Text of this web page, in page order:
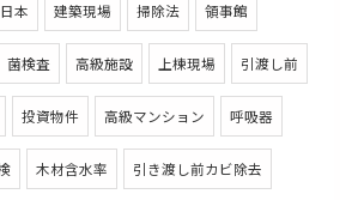
日本 建築現場 掃除法 領事館
菌検査 高級施設 上棟現場 引渡し前
投資物件 高級マンション 呼吸器
木材含水率 引き渡し前カビ除去